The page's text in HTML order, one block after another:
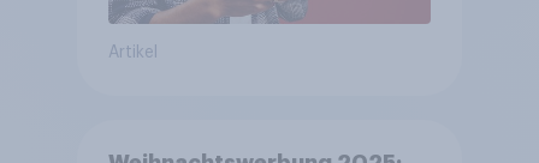
Artikel